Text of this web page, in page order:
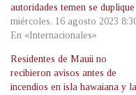
autoridades temen se duplique
miércoles, 16 agosto 2023
En «Internacionales»
Residentes de Mauii no
recibieron avisos antes de
incendios en isla hawaiana y la